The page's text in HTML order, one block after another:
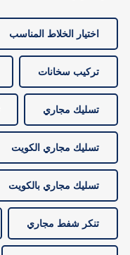
اختيار الخلاط المناسب
تركيب سخانات
تسليك مجاري
تسليك مجاري الكويت
تسليك مجاري بالكويت
تنكر شفط مجاري